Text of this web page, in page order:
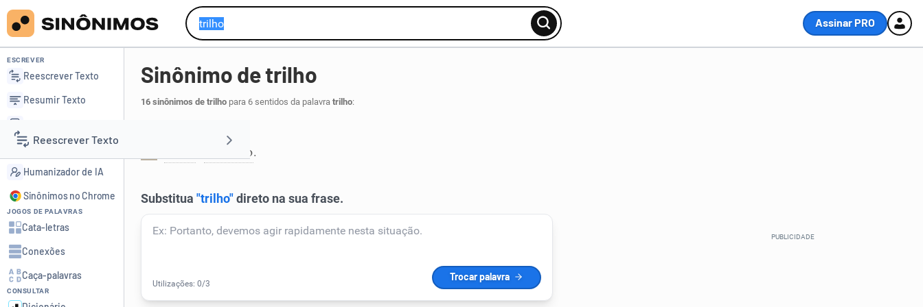
Assinar PRO
Reescrever Texto
Resumir Texto
Corrigir Texto
Detector de IA
Humanizador de IA
ESCREVER
Reescrever Texto
Resumir Texto
Detector de IA
Humanizador de IA
Sinônimos no Chrome
JOGOS DE PALAVRAS
Cata-letras
Conexões
Caça-palavras
CONSULTAR
Sinônimo de trilho
16 sinônimos de trilhopara 6 sentidos da palavra trilho:
caminho.